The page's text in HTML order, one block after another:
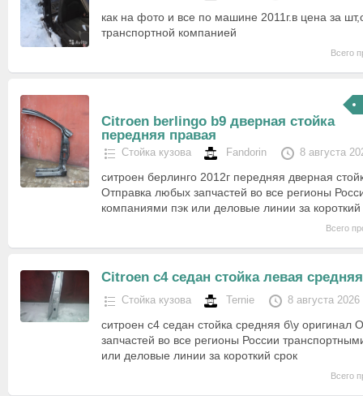
как на фото и все по машине 2011г.в цена за
транспортной компанией
Всего
Citroen berlingo b9 дверная стойка
передняя правая
Стойка кузова Fandorin 8 августа
ситроен берлинго 2012г передняя дверная
Отправка любых запчастей во все регионы
компаниями пэк или деловые линии за короткий
Всего
Citroen c4 седан стойка левая средняя
Стойка кузова Ternie 8 августа 2026
ситроен с4 седан стойка средняя б\у оригинал
запчастей во все регионы России
или деловые линии за короткий срок
Всего